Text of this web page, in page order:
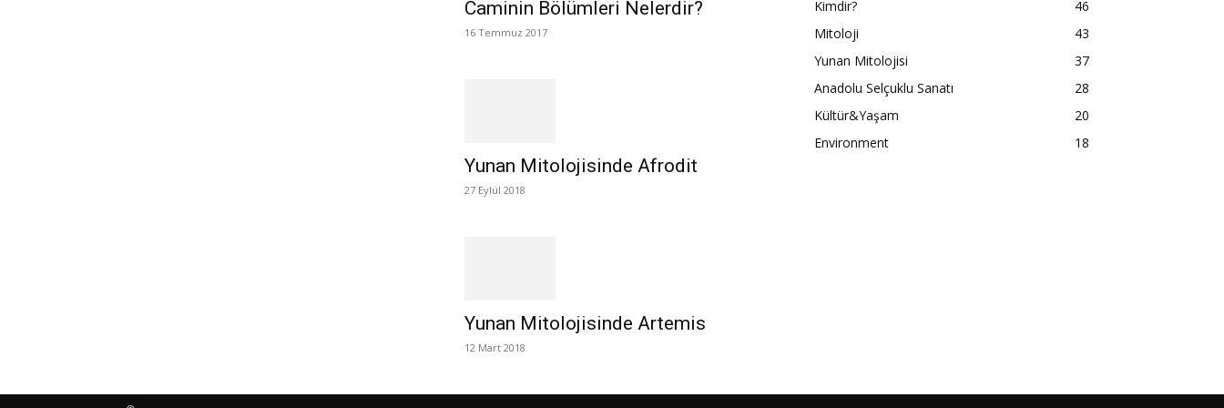
Caminin Bölümleri Nelerdir?
16 Temmuz 2017
Yunan Mitolojisinde Afrodit
27 Eylül 2018
Yunan Mitolojisinde Artemis
12 Mart 2018
Kimdir?
46
Mitoloji
43
Yunan Mitolojisi
37
Anadolu Selçuklu Sanatı
28
Kültür&Yaşam
20
Environment
18